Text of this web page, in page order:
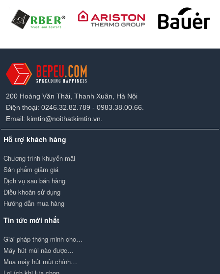
200 Hoàng Văn Thái, Thanh Xuân, Hà Nội
Điện thoại: 0246.32.82.789 - 0983.38.00.66.
Email: kimtin@noithatkimtin.vn.
Hỗ trợ khách hàng
Chương trình khuyến mãi
Sản phẩm giảm giá
Dịch vụ sau bán hàng
Điều khoản sử dụng
Hướng dẫn mua hàng
Tin tức mới nhất
Giải pháp thông minh cho…
Máy hút mùi nào được…
Mua máy hút mùi chính…